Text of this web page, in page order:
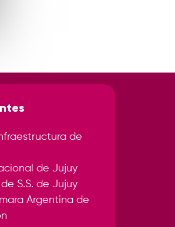
de
de Jujuy
S.S. de Jujuy
Argentina de